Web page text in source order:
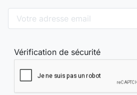
Vérification de sécurité